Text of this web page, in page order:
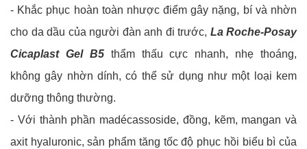
- Khắc phục hoàn toàn nhược điểm gây nặng, bí và nhờn
cho da dầu của người đàn anh đi trước, La Roche-Posay
Cicaplast Gel B5thẩm thấu cực nhanh, nhẹ thoáng,
không gây nhờn dính, có thể sử dụng như một loại kem
dưỡng thông thường.
- Với thành phần madécassoside, đồng, kẽm, mangan và
axit hyaluronic, sản phẩm tăng tốc độ phục hồi biểu bì của